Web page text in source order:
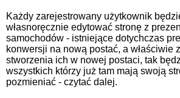
Każdy zarejestrowany użytkownik
własnoręcznie edytować stronę z
samochodów - istniejące dotychczas
konwersji na nową postać, a właściwie
stworzenia ich w nowej postaci, tak
wszystkich którzy już tam mają swoją
pozmieniać - czytać dalej.